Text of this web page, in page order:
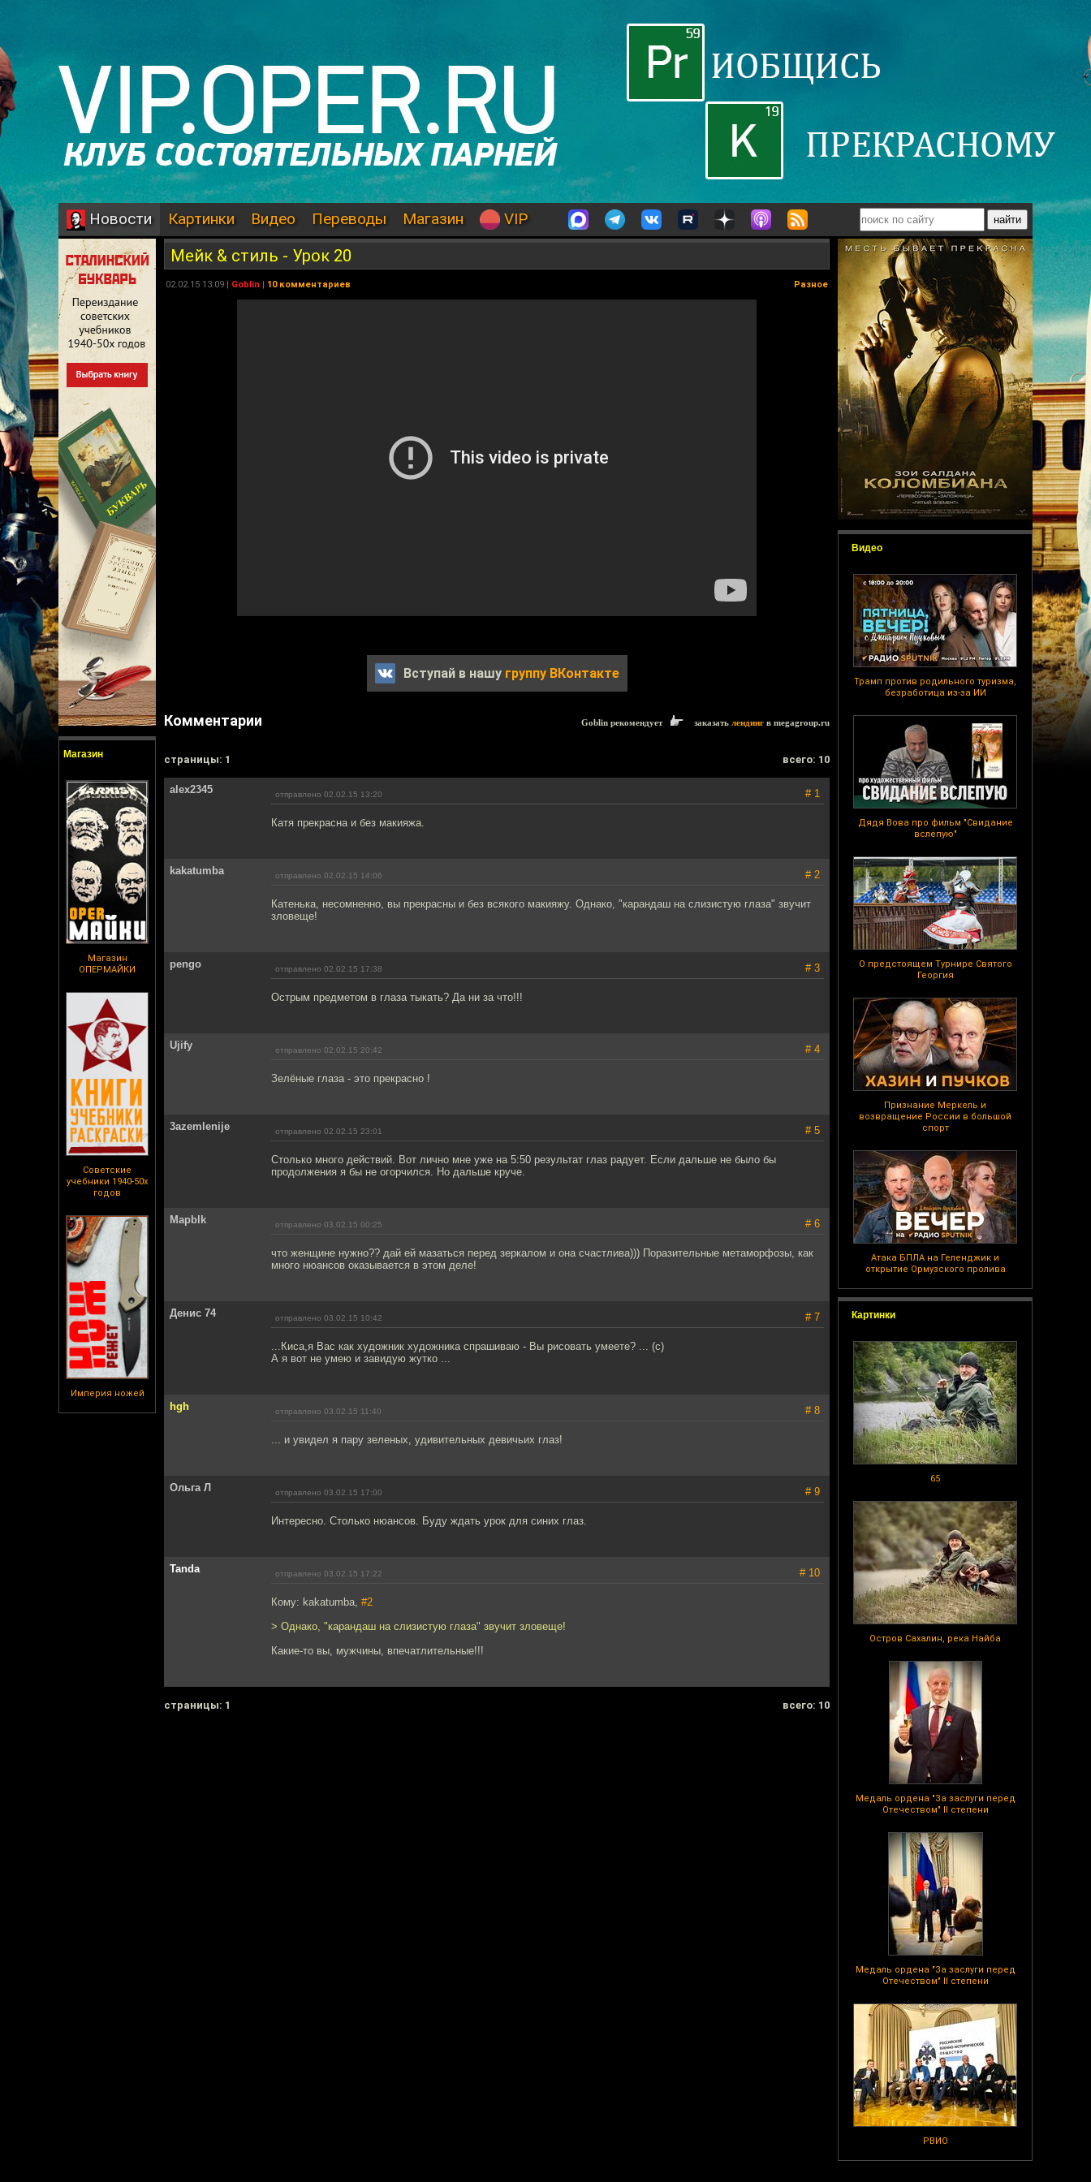
Новости Картинки Видео Переводы Магазин VIP
Магазин
Магазин
ОПЕРМАЙКИ
Советские
учебники 1940-50х
годов
Империя ножей
Видео
Трамп против родильного туризма,
безработица из-за ИИ
Дядя Вова про фильм "Свидание
вслепую"
О предстоящем Турнире Святого
Георгия
Признание Меркель и
возвращение России в большой
спорт
Атака БПЛА на Геленджик и
открытие Ормузского пролива
Картинки
65
Остров Сахалин, река Найба
Медаль ордена "За заслуги перед
Отечеством" II степени
Медаль ордена "За заслуги перед
Отечеством" II степени
РВИО
Мейк & стиль - Урок 20
02.02.15 13:09 | Goblin | 10 комментариев Разное
Вступай в нашу группу ВКонтакте
Комментарии Goblin рекомендует заказать лендинг в megagroup.ru
cтраницы: 1 всего: 10
alex2345 отправлено 02.02.15 13:20 # 1
Катя прекрасна и без макияжа.
kakatumba отправлено 02.02.15 14:06 # 2
Катенька, несомненно, вы прекрасны и без всякого макияжу. Однако, "карандаш на слизистую глаза" звучит
зловеще!
pengo отправлено 02.02.15 17:38 # 3
Острым предметом в глаза тыкать? Да ни за что!!!
Ujify отправлено 02.02.15 20:42 # 4
Зелёные глаза - это прекрасно !
3azemlenije отправлено 02.02.15 23:01 # 5
Столько много действий. Вот лично мне уже на 5:50 результат глаз радует. Если дальше не было бы
продолжения я бы не огорчился. Но дальше круче.
Mapblk отправлено 03.02.15 00:25 # 6
что женщине нужно?? дай ей мазаться перед зеркалом и она счастлива))) Поразительные метаморфозы, как
много нюансов оказывается в этом деле!
Денис 74 отправлено 03.02.15 10:42 # 7
...Киса,я Вас как художник художника спрашиваю - Вы рисовать умеете? ... (с)
А я вот не умею и завидую жутко ...
hgh отправлено 03.02.15 11:40 # 8
... и увидел я пару зеленых, удивительных девичьих глаз!
Ольга Л отправлено 03.02.15 17:00 # 9
Интересно. Столько нюансов. Буду ждать урок для синих глаз.
Tanda отправлено 03.02.15 17:22 # 10
Кому: kakatumba, #2
> Однако, "карандаш на слизистую глаза" звучит зловеще!
Какие-то вы, мужчины, впечатлительные!!!
cтраницы: 1 всего: 10